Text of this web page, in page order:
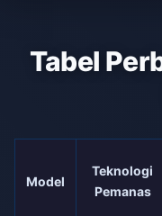
Tabel
Model
Teknologi
Pemanas